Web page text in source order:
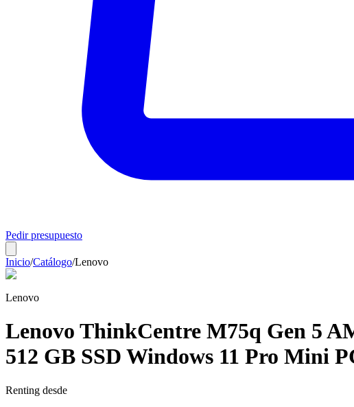
Pedir presupuesto
Inicio/Catálogo/Lenovo
Lenovo
Lenovo ThinkCentre M75q Gen 5
512 GB SSD Windows 11 Pro Mini
Renting desde